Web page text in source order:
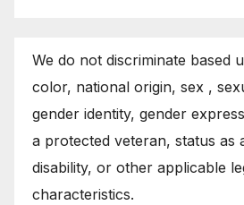
We do not discriminate based
color, national origin, sex ,
gender identity, gender
a protected veteran, status as
disability, or other applicable
characteristics.